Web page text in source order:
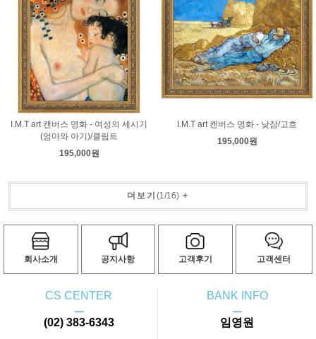
I.M.T art 캔버스 명화 - 여성의 세시기
(엄마와 아기)/클림트
195,000원
I.M.T art 캔버스 명화 - 낮잠/고흐
195,000원
더보기 (1/16) +
회사소개 공지사항 고객후기 고객센터
CS CENTER
ㅡ
(02) 383-6343
BANK INFO
ㅡ
임영원